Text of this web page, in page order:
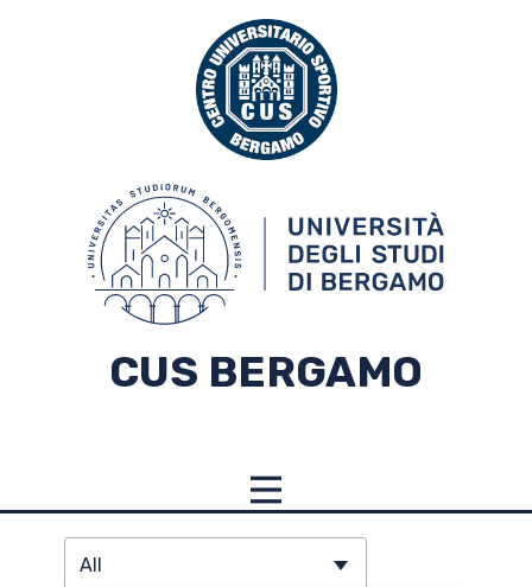
CUS BERGAMO